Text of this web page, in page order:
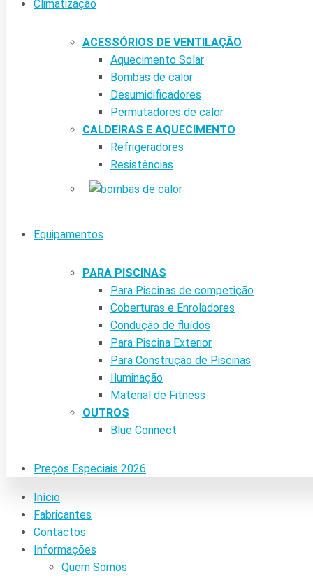
Climatização
ACESSÓRIOS DE VENTILAÇÃO
Aquecimento Solar
Bombas de calor
Desumidificadores
Permutadores de calor
CALDEIRAS E AQUECIMENTO
Refrigeradores
Resistências
Equipamentos
PARA PISCINAS
Para Piscinas de competição
Coberturas e Enroladores
Condução de fluídos
Para Piscina Exterior
Para Construção de Piscinas
Iluminação
Material de Fitness
OUTROS
Blue Connect
Preços Especiais 2026
Início
Fabricantes
Contactos
Informações
Quem Somos